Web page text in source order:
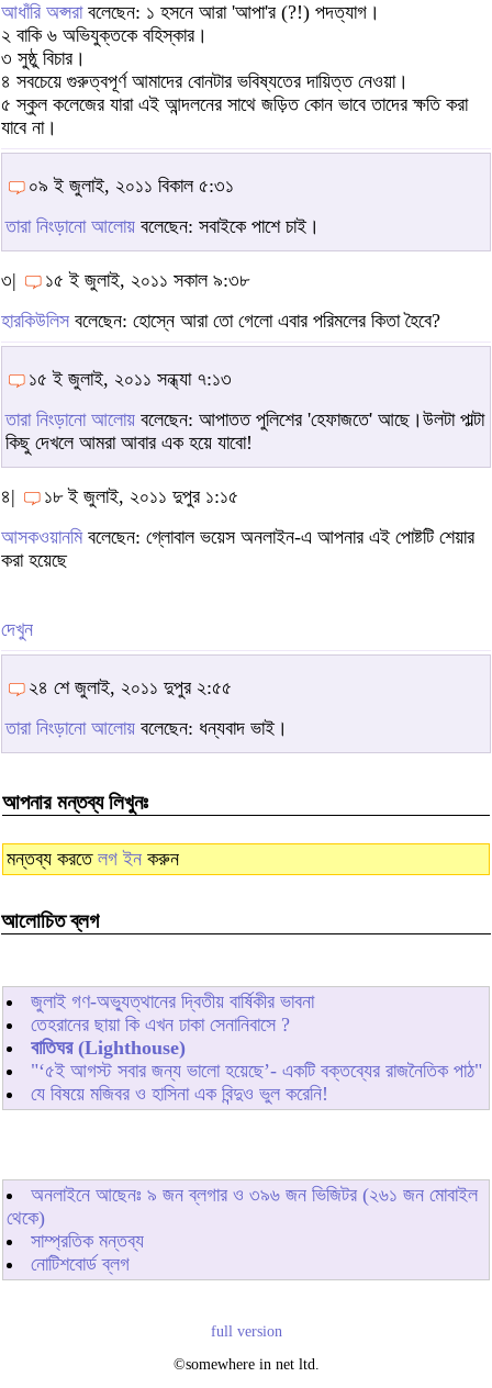
আধাঁরি অপ্সরাবলেছেন: ১ হসনে আরা 'আপা'র (?!) পদত্যাগ।
২ বাকি ৬ অভিযুক্তকে বহিস্কার।
৩ সুষ্ঠু বিচার।
৪ সবচেয়ে গুরুত্বপূর্ণ আমাদের বোনটার ভবিষ্যতের দায়িত্ত নেওয়া।
৫ স্কুল কলেজের যারা এই আন্দলনের সাথে জড়িত কোন ভাবে তাদের ক্ষতি করা
যাবে না।
০৯ ই জুলাই, ২০১১ বিকাল ৫:৩১
তারা নিংড়ানো আলোয় বলেছেন: সবাইকে পাশে চাই।
৩|
১৫ ই জুলাই, ২০১১ সকাল ৯:৩৮
হারকিউলিস বলেছেন: হোস্নে আরা তো গেলো এবার পরিমলের কিতা হৈবে?
১৫ ই জুলাই, ২০১১ সন্ধ্যা ৭:১৩
তারা নিংড়ানো আলোয় বলেছেন: আপাতত পুলিশের 'হেফাজতে' আছে।উলটা পাল্টা
কিছু দেখলে আমরা আবার এক হয়ে যাবো!
৪|
১৮ ই জুলাই, ২০১১ দুপুর ১:১৫
আসকওয়ানমিবলেছেন: গ্লোবাল ভয়েস অনলাইন-এ আপনার এই পোষ্টটি শেয়ার
করা হয়েছে
দেখুন
২৪ শে জুলাই, ২০১১ দুপুর ২:৫৫
তারা নিংড়ানো আলোয় বলেছেন: ধন্যবাদ ভাই।
আপনার মন্তব্য লিখুনঃ
মন্তব্য করতে লগ ইন করুন
আলোচিত ব্লগ
জুলাই গণ-অভ্যুত্থানের দ্বিতীয় বার্ষিকীর ভাবনা
তেহরানের ছায়া কি এখন ঢাকা সেনানিবাসে ?
বাতিঘর (Lighthouse)
"‘৫ই আগস্ট সবার জন্য ভালো হয়েছে’- একটি বক্তব্যের রাজনৈতিক পাঠ"
যে বিষয়ে মজিবর ও হাসিনা এক বিন্দুও ভুল করেনি!
অনলাইনে আছেনঃ ৯ জন ব্লগার ও ৩৯৬ জন ভিজিটর (২৬১ জন মোবাইল
থেকে)
সাম্প্রতিক মন্তব্য
নোটিশবোর্ড ব্লগ
full version
©somewhere in net ltd.